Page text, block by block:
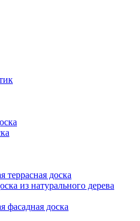
террасная доска
из натурального дерева
фасадная доска